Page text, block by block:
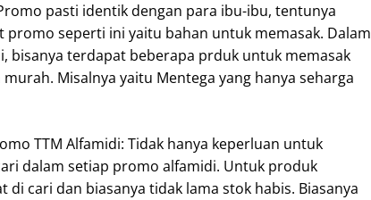
pasti identik dengan para ibu-ibu, tentunya
promo seperti ini yaitu bahan untuk memasak. Dalam
bisanya terdapat beberapa prduk untuk memasak
Misalnya yaitu Mentega yang hanya seharga
TTM Alfamidi: Tidak hanya keperluan untuk
dalam setiap promo alfamidi. Untuk produk
di cari dan biasanya tidak lama stok habis. Biasanya